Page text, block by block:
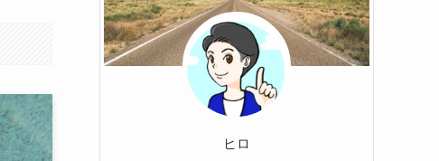
ヒロ